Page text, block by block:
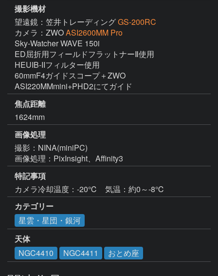
撮影機材
望遠鏡：笠井トレーディングGS-200RC
カメラ：ZWOASI2600MM Pro
Sky-Watcher WAVE 150i
ED屈折用フィールドフラットナーⅡ使用
HEUIB-IIフィルター使用
60mmF4ガイドスコープ＋ZWO
ASI220MMmini+PHD2にてガイド
焦点距離
1624mm
画像処理
撮影：NINA(miniPC)
画像処理：PixInsight、Affinity3
特記事項
カメラ冷却温度：-20℃　気温：約0～-8℃
カテゴリー
星雲・星団・銀河
天体
NGC4410
NGC4411 おとめ座